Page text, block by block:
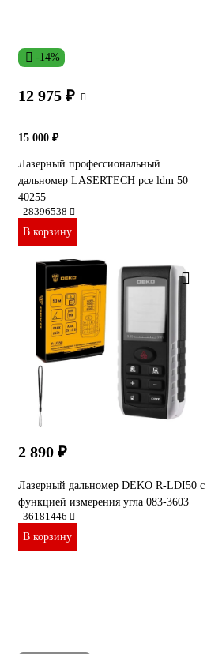
-14%
12 975 ₽
15 000 ₽
Лазерный профессиональный
дальномер LASERTECH pce ldm 50
40255
28396538
В корзину
2 890 ₽
Лазерный дальномер DEKO R-LDI50 c
функцией измерения угла 083-3603
36181446
В корзину